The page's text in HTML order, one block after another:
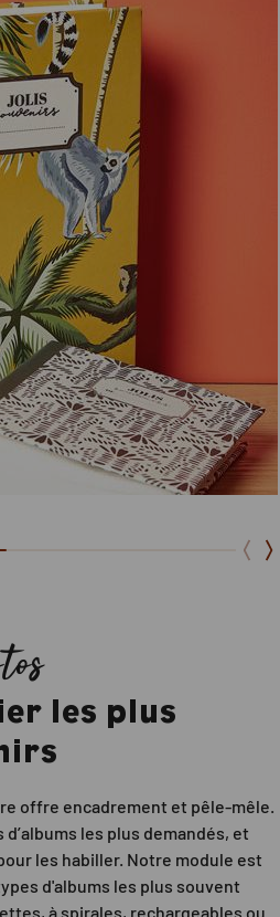
les plus
offre encadrement et pêle-mêle.
les plus demandés, et
les habiller. Notre module est
d'albums les plus souvent
à spirales, rechargeables ou